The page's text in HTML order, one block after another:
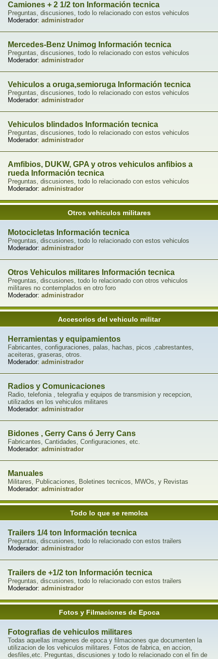
Camiones + 2 1/2 ton Información tecnica
Preguntas, discusiones, todo lo relacionado con estos vehiculos
Moderador: administrador
Mercedes-Benz Unimog Información tecnica
Preguntas, discusiones, todo lo relacionado con estos vehiculos
Moderador: administrador
Vehiculos a oruga,semioruga Información tecnica
Preguntas, discusiones, todo lo relacionado con estos vehiculos
Moderador: administrador
Vehiculos blindados Información tecnica
Preguntas, discusiones, todo lo relacionado con estos vehiculos
Moderador: administrador
Amfibios, DUKW, GPA y otros vehiculos anfibios a
rueda Información tecnica
Preguntas, discusiones, todo lo relacionado con estos vehiculos
Moderador: administrador
Otros vehiculos militares
Motocicletas Información tecnica
Preguntas, discusiones, todo lo relacionado con estos vehiculos
Moderador: administrador
Otros Vehiculos militares Información tecnica
Preguntas, discusiones, todo lo relacionado con otros vehiculos
militares no contemplados en otro foro
Moderador: administrador
Accesorios del vehiculo militar
Herramientas y equipamientos
Fabricantes, configuraciones, palas, hachas, picos ,cabrestantes,
aceiteras, graseras, otros.
Moderador: administrador
Radios y Comunicaciones
Radio, telefonia , telegrafia y equipos de transmision y recepcion,
utilizados en los vehiculos militares
Moderador: administrador
Bidones , Gerry Cans ó Jerry Cans
Fabricantes, Cantidades, Configuraciones, etc.
Moderador: administrador
Manuales
Militares, Publicaciones, Boletines tecnicos, MWOs, y Revistas
Moderador: administrador
Todo lo que se remolca
Trailers 1/4 ton Información tecnica
Preguntas, discusiones, todo lo relacionado con estos trailers
Moderador: administrador
Trailers de +1/2 ton Información tecnica
Preguntas, discusiones, todo lo relacionado con estos trailers
Moderador: administrador
Fotos y Filmaciones de Epoca
Fotografias de vehiculos militares
Todas aquellas imagenes de epoca y filmaciones que documenten la
utilizacion de los vehiculos militares. Fotos de fabrica, en accion,
desfiles,etc. Preguntas, discusiones y todo lo relacionado con el fin de